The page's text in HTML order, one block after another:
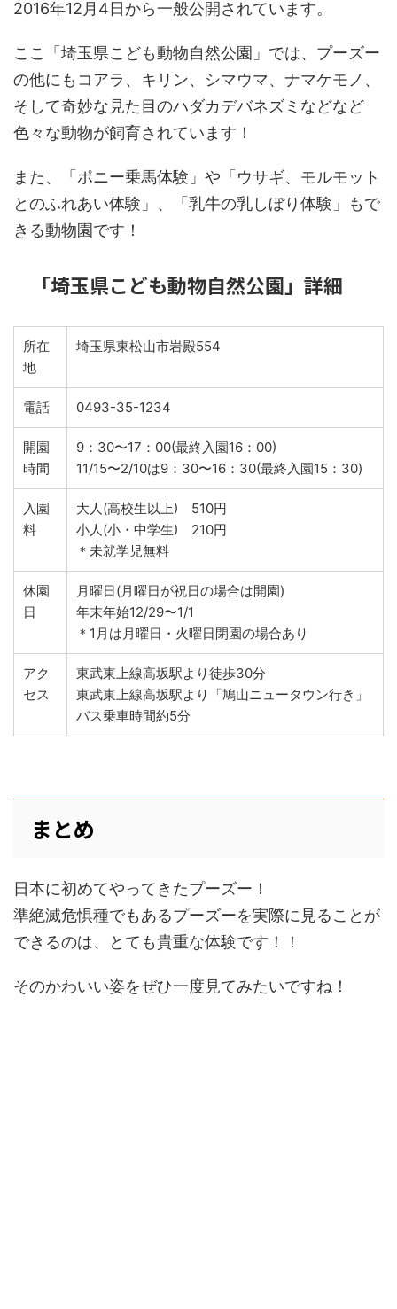
2016年12月4日から一般公開されています。
ここ「埼玉県こども動物自然公園」では、プーズー
の他にもコアラ、キリン、シマウマ、ナマケモノ、
そして奇妙な見た目のハダカデバネズミなどなど
色々な動物が飼育されています！
また、「ポニー乗馬体験」や「ウサギ、モルモット
とのふれあい体験」、「乳牛の乳しぼり体験」もで
きる動物園です！
「埼玉県こども動物自然公園」詳細
所在
地
埼玉県東松山市岩殿554
電話 0493-35-1234
開園
時間
9：30〜17：00(最終入園16：00)
11/15〜2/10は9：30〜16：30(最終入園15：30)
入園
料
大人(高校生以上) 510円
小人(小・中学生) 210円
＊未就学児無料
休園
日
月曜日(月曜日が祝日の場合は開園)
年末年始12/29〜1/1
＊1月は月曜日・火曜日閉園の場合あり
アク
セス
東武東上線高坂駅より徒歩30分
東武東上線高坂駅より「鳩山ニュータウン行き」
バス乗車時間約5分
まとめ
日本に初めてやってきたプーズー！
準絶滅危惧種でもあるプーズーを実際に見ることが
できるのは、とても貴重な体験です！！
そのかわいい姿をぜひ一度見てみたいですね！